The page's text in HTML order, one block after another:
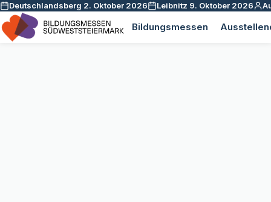
Deutschlandsberg 2. Oktober 2026 Leibnitz 9. Oktober 2026
Bildungsmessen